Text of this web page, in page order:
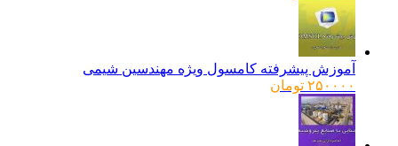
آموزش پیشرفته کامسول ویژه مهندسین شیمی
۲۵۰۰۰۰ تومان